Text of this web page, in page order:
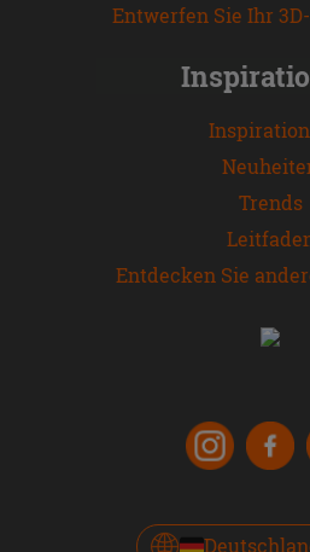
Entwerfen Sie Ihr
Trends
Entdecken Sie